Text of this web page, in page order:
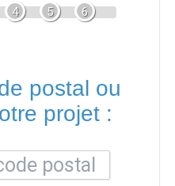
4 5 6
postal ou
projet :